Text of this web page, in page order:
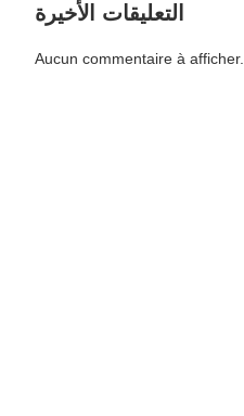
التعليقات الأخيرة
Aucun commentaire à afficher.